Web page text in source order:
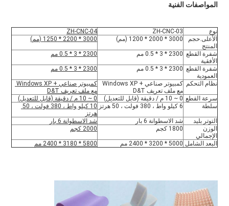
المواصفات الفنية
نوع ZH-CNC-03
ZH-CNC-04
المنتج
3000 * 2000 * 1200 (مم) 3000 * 2200 * 1250 (مم)
شفرة القطع
الأفقية
2300 * 3 * 0.5 مم 2300 * 3 * 0.5 مم
شفرة القطع
العمودية
2300 * 3 * 0.5 مم 2300 * 3 * 0.5 مم
نظام التحكم
كمبيوتر صناعي + Windows XP
مع ملف تعريف D&T
كمبيوتر صناعي + Windows XP
مع ملف تعريف D&T
سرعة القطع 0 ~ 10 م / دقيقة (قابل للتعديل)
0 ~ 10 م / دقيقة (قابل للتعديل)
سلطة
6 كيلو واط ، 380 فولت ، 50 هرتز
10 كيلو واط ، 380 فولت ، 50
هرتز
التوتر بليد
شد الاسطوانة 6 بار
شد الاسطوانة 6 بار
الإجمالي
1800 كجم 2000 كجم
البعد الشامل 5000 * 3200 * 2400 مم 5800 * 3180 * 2400 مم